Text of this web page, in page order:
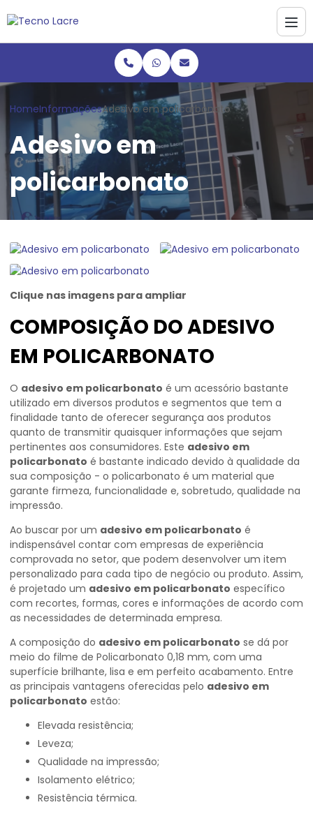
HomeInformaçõesAdesivo em policarbonato
Adesivo em
policarbonato
Clique nas imagens para ampliar
COMPOSIÇÃO DO ADESIVO
EM POLICARBONATO
O adesivo em policarbonato é um acessório bastante
utilizado em diversos produtos e segmentos que tem a
finalidade tanto de oferecer segurança aos produtos
quanto de transmitir quaisquer informações que sejam
pertinentes aos consumidores. Este adesivo em
policarbonato é bastante indicado devido à qualidade da
sua composição - o policarbonato é um material que
garante firmeza, funcionalidade e, sobretudo, qualidade na
impressão.
Ao buscar por um adesivo em policarbonato é
indispensável contar com empresas de experiência
comprovada no setor, que podem desenvolver um item
personalizado para cada tipo de negócio ou produto. Assim,
é projetado um adesivo em policarbonato específico
com recortes, formas, cores e informações de acordo com
as necessidades de determinada empresa.
A composição do adesivo em policarbonato se dá por
meio do filme de Policarbonato 0,18 mm, com uma
superfície brilhante, lisa e em perfeito acabamento. Entre
as principais vantagens oferecidas pelo adesivo em
policarbonato estão:
Elevada resistência;
Leveza;
Qualidade na impressão;
Isolamento elétrico;
Resistência térmica.